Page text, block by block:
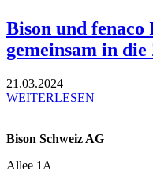
Bison und
gemeinsam in
21.03.2024
WEITERLESEN
Bison Schweiz AG
Allee 1A